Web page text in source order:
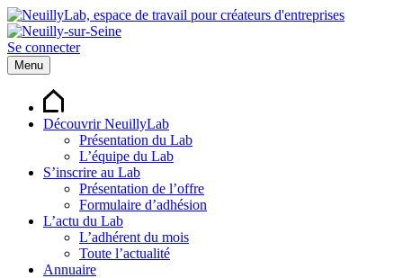
Se connecter
Menu
Découvrir NeuillyLab
Présentation du Lab
L’équipe du Lab
S’inscrire au Lab
Présentation de l’offre
Formulaire d’adhésion
L’actu du Lab
L’adhérent du mois
Toute l’actualité
Annuaire